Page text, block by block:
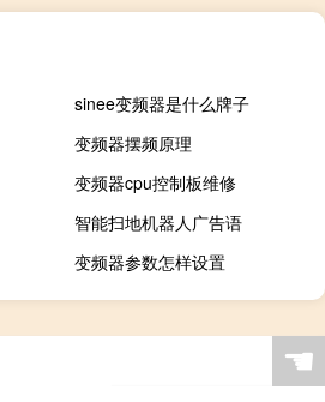
sinee变频器是什么牌子
变频器摆频原理
变频器cpu控制板维修
智能扫地机器人广告语
变频器参数怎样设置
☚